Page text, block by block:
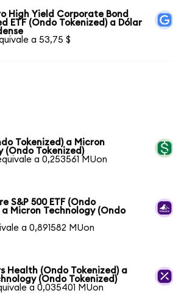
High Yield Corporate Bond
ETF (Ondo Tokenized) a Dólar
a 53,75 $
Tokenized) a Micron
(Ondo Tokenized)
a 0,253561 MUon
S&P 500 ETF (Ondo
a Micron Technology (Ondo
a 0,891582 MUon
Health (Ondo Tokenized) a
(Ondo Tokenized)
a 0,035401 MUon